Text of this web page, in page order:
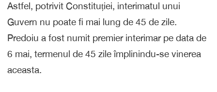
Astfel, potrivit Constituției, interimatul unui
Guvern nu poate fi mai lung de 45 de zile.
Predoiu a fost numit premier interimar pe data de
6 mai, termenul de 45 zile împlinindu-se vinerea
aceasta.